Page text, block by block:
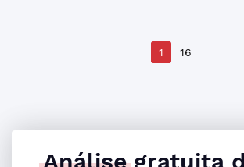
1 16
Análisegratuita